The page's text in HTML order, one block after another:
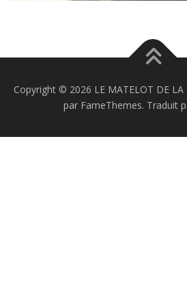
Copyright © 2026 LE MATELOT DE LA
par FameThemes. Traduit